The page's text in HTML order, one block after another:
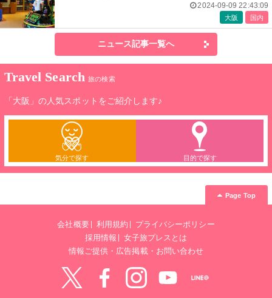
2024-09-09 22:43:09
大阪 国内
ニュース記事一覧へ
Travel Search 旅の検索
「大阪」の人気スポットをご紹介します♪
気分で探す 目的で探す
Page Top
会社概要 利用規約
プライバシーポリシー
採用情報
女子旅プレスとは
情報ご提供・広告掲載・お問い合わせ